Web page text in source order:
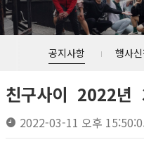
공지사항 행사
친구사이 2022년
2022-03-11 오후